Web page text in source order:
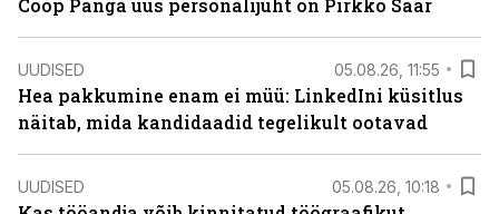
Coop Panga uus personalijuht on Pirkko Saar
UUDISED 05.08.26, 11:55
Hea pakkumine enam ei müü: LinkedIni küsitlus
näitab, mida kandidaadid tegelikult ootavad
UUDISED 05.08.26, 10:18